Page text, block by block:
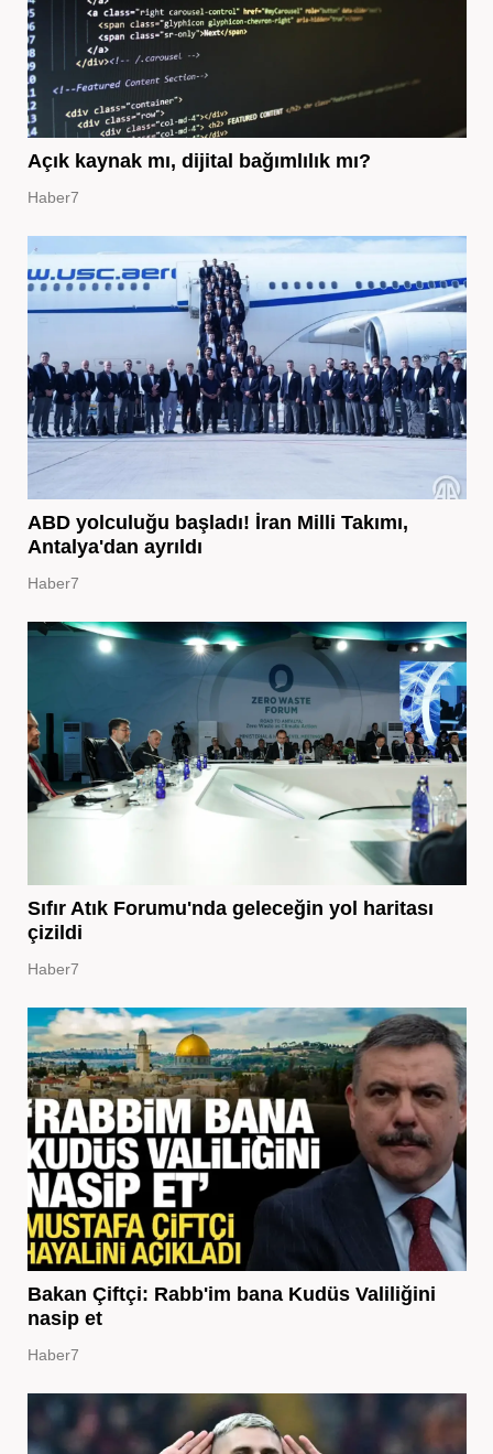
Açık kaynak mı, dijital bağımlılık mı?
Haber7
ABD yolculuğu başladı! İran Milli Takımı,
Antalya'dan ayrıldı
Haber7
Sıfır Atık Forumu'nda geleceğin yol haritası
çizildi
Haber7
Bakan Çiftçi: Rabb'im bana Kudüs Valiliğini
nasip et
Haber7